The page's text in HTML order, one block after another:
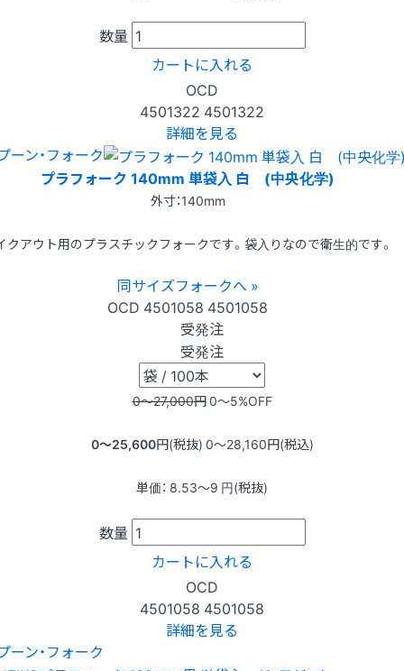
数量
カートに入れる
OCD
4501322 4501322
詳細を見る
ーン・フォーク
プラフォーク 140mm 単袋入 白 (中央化学)
外寸：140mm
クアウト用のプラスチックフォークです。袋入りなので衛生的です。
同サイズフォークへ »
OCD 4501058 4501058
受発注
受発注
0〜27,000円0〜5%OFF
0〜25,600円(税抜) 0〜28,160円(税込)
単価： 8.53〜9 円(税抜)
数量
カートに入れる
OCD
4501058 4501058
詳細を見る
ーン・フォーク